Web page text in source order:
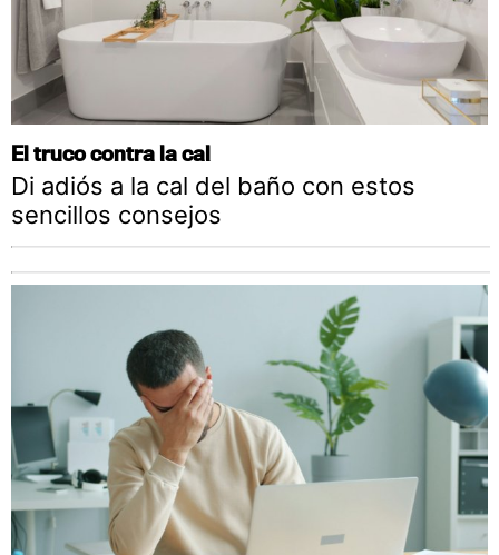
El truco contra la cal
Di adiós a la cal del baño con estos
sencillos consejos